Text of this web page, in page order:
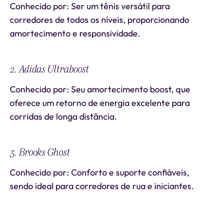
Conhecido por: Ser um tênis versátil para
corredores de todos os níveis, proporcionando
amortecimento e responsividade.
2. Adidas Ultraboost
Conhecido por: Seu amortecimento boost, que
oferece um retorno de energia excelente para
corridas de longa distância.
3. Brooks Ghost
Conhecido por: Conforto e suporte confiáveis,
sendo ideal para corredores de rua e iniciantes.